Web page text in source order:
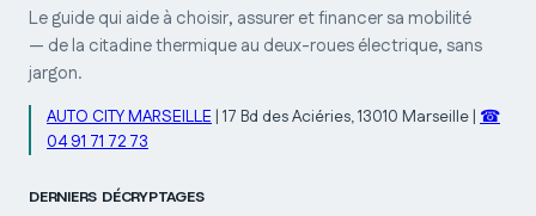
Le guide qui aide à choisir, assurer et financer sa mobilité
— de la citadine thermique au deux-roues électrique, sans
jargon.
AUTO CITY MARSEILLE | 17 Bd des Aciéries, 13010 Marseille | ☎
04 91 71 72 73
DERNIERS DÉCRYPTAGES